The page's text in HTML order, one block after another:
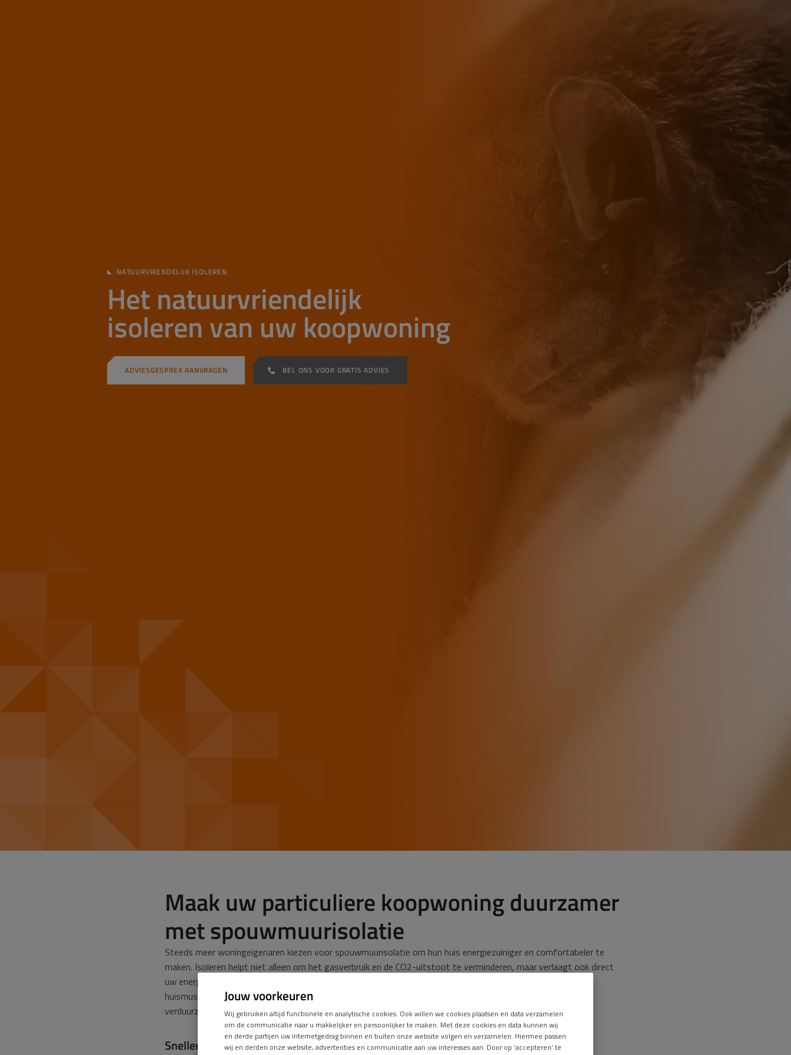
Jouw voorkeuren
Wij gebruiken altijd functionele en analytische cookies. Ook willen we cookies plaatsen en data verzamelen
om de communicatie naar u makkelijker en persoonlijker te maken. Met deze cookies en data kunnen wij
en derde partijen uw internetgedrag binnen en buiten onze website volgen en verzamelen. Hiermee passen
wij en derden onze website, advertenties en communicatie aan uw interesses aan. Door op ‘accepteren’ te
NATUURVRIENDELIJK ISOLEREN
Het natuurvriendelijk
isoleren van uw koopwoning
ADVIESGESPREK AANVRAGEN BEL ONS VOOR GRATIS ADVIES
Maak uw particuliere koopwoning duurzamer
met spouwmuurisolatie
Steeds meer woningeigenaren kiezen voor spouwmuurisolatie om hun huis energiezuiniger en comfortabeler te
maken. Isoleren helpt niet alleen om het gasverbruik en de CO2-uitstoot te verminderen, maar verlaagt ook direct
uw energiekosten. Tegelijkertijd is het belangrijk om rekening te houden met beschermde diersoorten zoals
huismussen, gierzwaluwen en vleermuizen. Dankzij
verduurzaamd zonder schade aan de leefomgeving van deze dieren.
Sneller en efficiënter isoleren met eDNA-onderzoek